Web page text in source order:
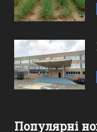
Популярні